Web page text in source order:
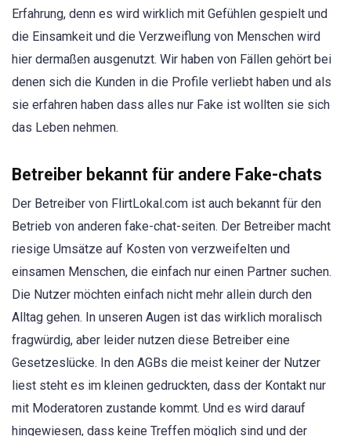
Erfahrung, denn es wird wirklich mit Gefühlen gespielt und
die Einsamkeit und die Verzweiflung von Menschen wird
hier dermaßen ausgenutzt. Wir haben von Fällen gehört bei
denen sich die Kunden in die Profile verliebt haben und als
sie erfahren haben dass alles nur Fake ist wollten sie sich
das Leben nehmen.
Betreiber bekannt für andere Fake-chats
Der Betreiber von FlirtLokal.com ist auch bekannt für den
Betrieb von anderen fake-chat-seiten. Der Betreiber macht
riesige Umsätze auf Kosten von verzweifelten und
einsamen Menschen, die einfach nur einen Partner suchen.
Die Nutzer möchten einfach nicht mehr allein durch den
Alltag gehen. In unseren Augen ist das wirklich moralisch
fragwürdig, aber leider nutzen diese Betreiber eine
Gesetzeslücke. In den AGBs die meist keiner der Nutzer
liest steht es im kleinen gedruckten, dass der Kontakt nur
mit Moderatoren zustande kommt. Und es wird darauf
hingewiesen, dass keine Treffen möglich sind und der